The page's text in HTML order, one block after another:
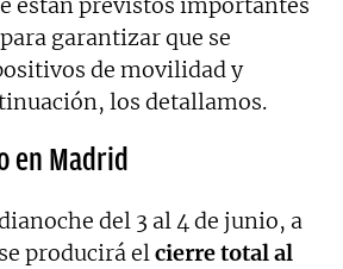
garantizar que se
de movilidad y
los detallamos.
en Madrid
del 3 al 4 de junio, a
producirá elcierre total al